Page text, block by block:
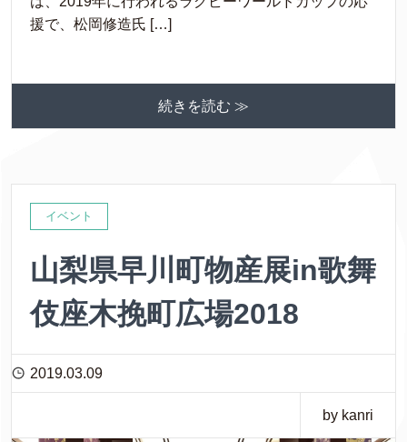
援で、松岡修造氏 […]
続きを読む ≫
イベント
山梨県早川町物産展in歌舞
伎座木挽町広場2018
2019.03.09
by kanri